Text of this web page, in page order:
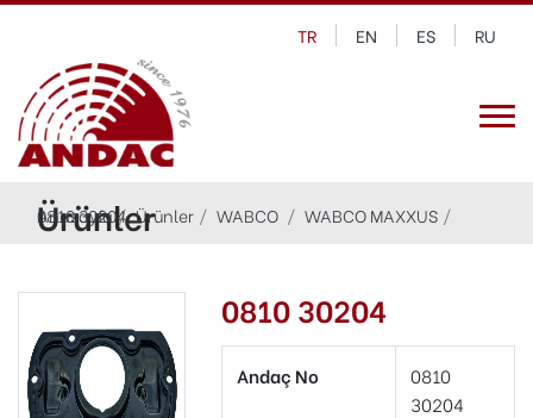
TR EN ES RU
Ürünler
Anasayfa Ürünler WABCO WABCO MAXXUS
0810 30204
0810 30204
Andaç No
0810
30204